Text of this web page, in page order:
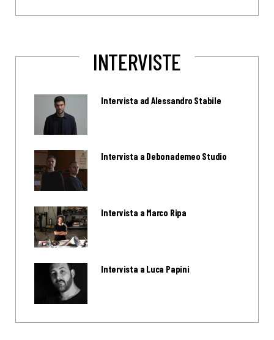
INTERVISTE
Intervista ad Alessandro Stabile
Intervista a Debonademeo Studio
Intervista a Marco Ripa
Intervista a Luca Papini